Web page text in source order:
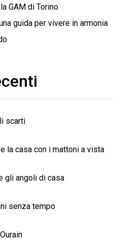
GAM di Torino
guida per vivere in armonia
scarti
la casa con i mattoni a vista
gli angoli di casa
senza tempo